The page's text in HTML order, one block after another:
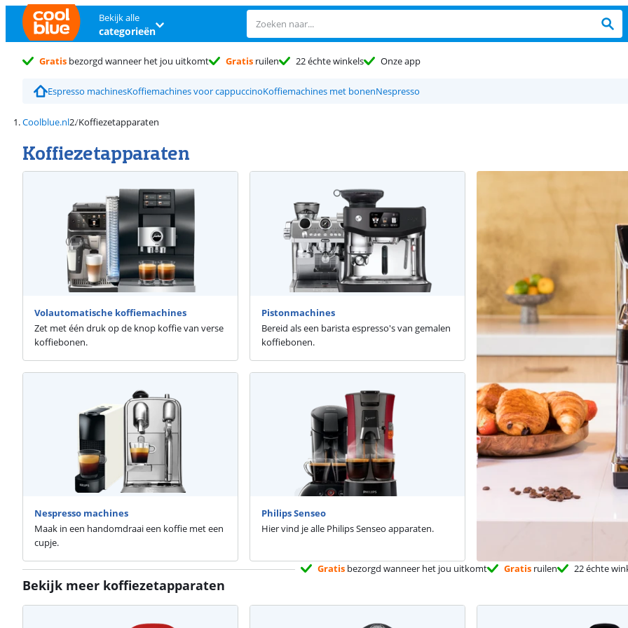
Bekijk alle
categorieën
Gratis bezorgd wanneer het jou uitkomt Gratis ruilen 22 échte winkels Onze app
Espresso machinesKoffiemachines voor cappuccinoKoffiemachines met bonenNespresso
Coolblue.nl Koffiezetapparaten
Koffiezetapparaten
Volautomatische koffiemachines
Zet met één druk op de knop koffie van verse
koffiebonen.
Pistonmachines
Bereid als een barista espresso's van gemalen
koffiebonen.
Nespresso machines
Maak in een handomdraai een koffie met een
cupje.
Philips Senseo
Hier vind je alle Philips Senseo apparaten.
Gratisbezorgd wanneer het jou uitkomt Gratisruilen 22 échte
Bekijk meer koffiezetapparaten